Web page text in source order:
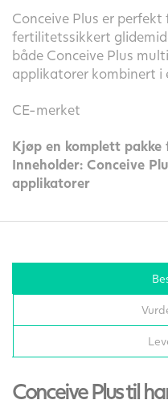
Conceive Plus er
fertilitetssikkert
både Conceive Plus
applikatorer kombinert i
CE-merket
Kjøp en komplett pakke
Inneholder: Conceive
applikatorer
Conceive Plus til